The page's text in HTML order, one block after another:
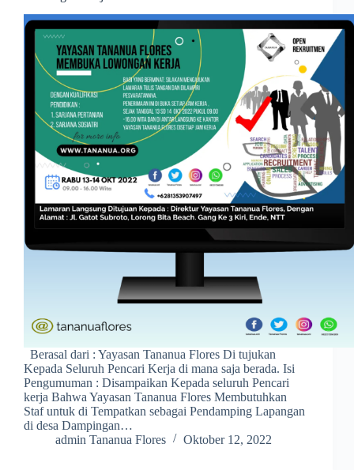
Berasal dari : Yayasan Tananua Flores Di tujukan
Kepada Seluruh Pencari Kerja di mana saja berada. Isi
Pengumuman : Disampaikan Kepada seluruh Pencari
kerja Bahwa Yayasan Tananua Flores Membutuhkan
Staf untuk di Tempatkan sebagai Pendamping Lapangan
di desa Dampingan…
admin Tananua Flores
Oktober 12, 2022